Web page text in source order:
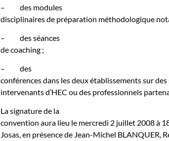
–
des modules
disciplinaires de préparation méthodologique
–
des séances
de coaching ;
–
des
conférences dans les deux établissements sur
intervenants d’HEC ou des professionnels
La signature de la
convention aura lieu le mercredi 2 juillet 2008 à
Josas, en présence de Jean-Michel BLANQUER,